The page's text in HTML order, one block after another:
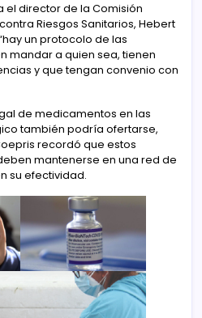
el director de la Comisión
Riesgos Sanitarios, Hebert
un protocolo de las
mandar a quien sea, tienen
y que tengan convenio con
de medicamentos en las
también podría ofertarse,
recordó que estos
mantenerse en una red de
su efectividad.